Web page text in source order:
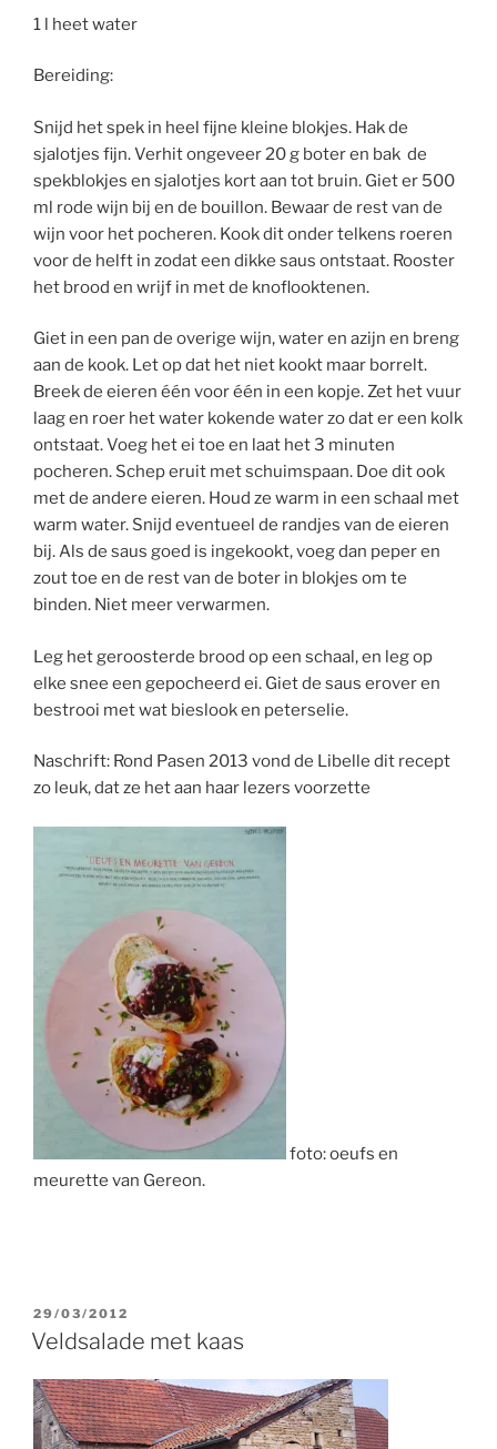
1 l heet water
Bereiding:
Snijd het spek in heel fijne kleine blokjes. Hak de
sjalotjes fijn. Verhit ongeveer 20 g boter en bak de
spekblokjes en sjalotjes kort aan tot bruin. Giet er 500
ml rode wijn bij en de bouillon. Bewaar de rest van de
wijn voor het pocheren. Kook dit onder telkens roeren
voor de helft in zodat een dikke saus ontstaat. Rooster
het brood en wrijf in met de knoflooktenen.
Giet in een pan de overige wijn, water en azijn en breng
aan de kook. Let op dat het niet kookt maar borrelt.
Breek de eieren één voor één in een kopje. Zet het vuur
laag en roer het water kokende water zo dat er een kolk
ontstaat. Voeg het ei toe en laat het 3 minuten
pocheren. Schep eruit met schuimspaan. Doe dit ook
met de andere eieren. Houd ze warm in een schaal met
warm water. Snijd eventueel de randjes van de eieren
bij. Als de saus goed is ingekookt, voeg dan peper en
zout toe en de rest van de boter in blokjes om te
binden. Niet meer verwarmen.
Leg het geroosterde brood op een schaal, en leg op
elke snee een gepocheerd ei. Giet de saus erover en
bestrooi met wat bieslook en peterselie.
Naschrift: Rond Pasen 2013 vond de Libelle dit recept
zo leuk, dat ze het aan haar lezers voorzette
foto: oeufs en
meurette van Gereon.
GEPLAATST
OP
29/03/2012
Veldsalade met kaas